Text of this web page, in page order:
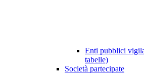
Enti pubblici
tabelle)
Società partecipate